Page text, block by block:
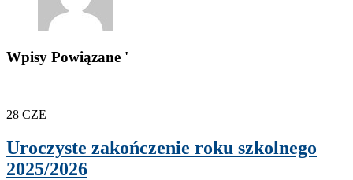
Wpisy Powiązane '
28 CZE
Uroczyste zakończenie roku szkolnego
2025/2026